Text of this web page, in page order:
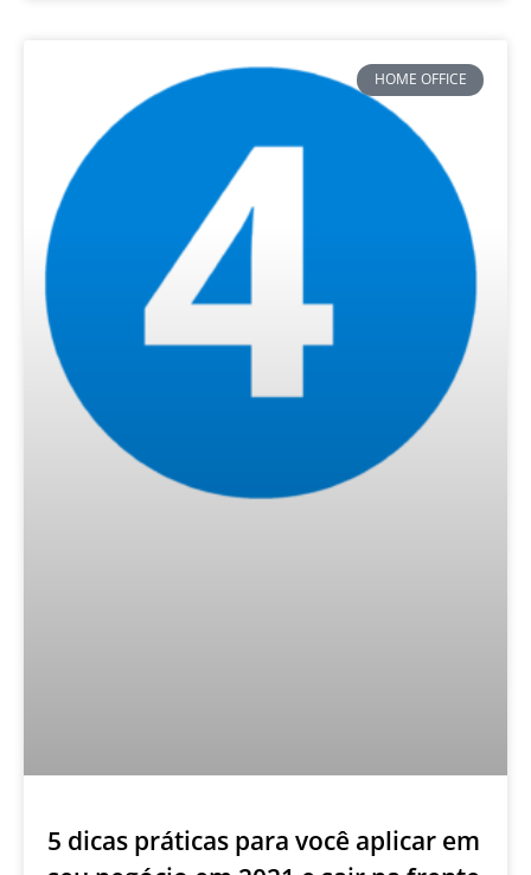
HOME OFFICE
5 dicas práticas para você aplicar em